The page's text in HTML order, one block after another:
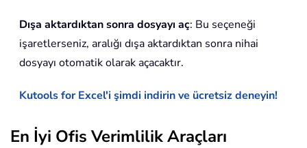
Dışa aktardıktan sonra dosyayı aç: Bu seçeneği
işaretlerseniz, aralığı dışa aktardıktan sonra nihai
dosyayı otomatik olarak açacaktır.
Kutools for Excel'i şimdi indirin ve ücretsiz deneyin!
En İyi Ofis Verimlilik Araçları